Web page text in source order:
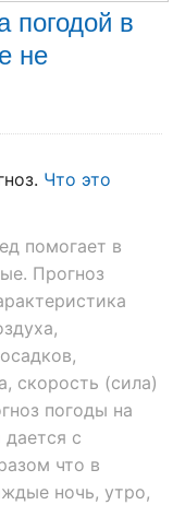
погодой в
не
Что это
помогает в
Прогноз
скорость (сила)
погоды на
с
что в
ночь, утро,